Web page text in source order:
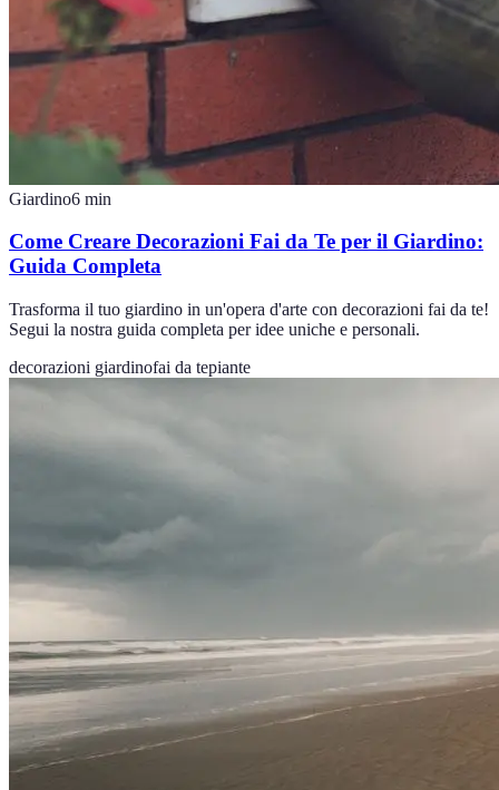
Giardino6 min
Come Creare Decorazioni Fai da Te per il Giardino:
Guida Completa
Trasforma il tuo giardino in un'opera d'arte con decorazioni fai da te!
Segui la nostra guida completa per idee uniche e personali.
decorazioni giardinofai da tepiante